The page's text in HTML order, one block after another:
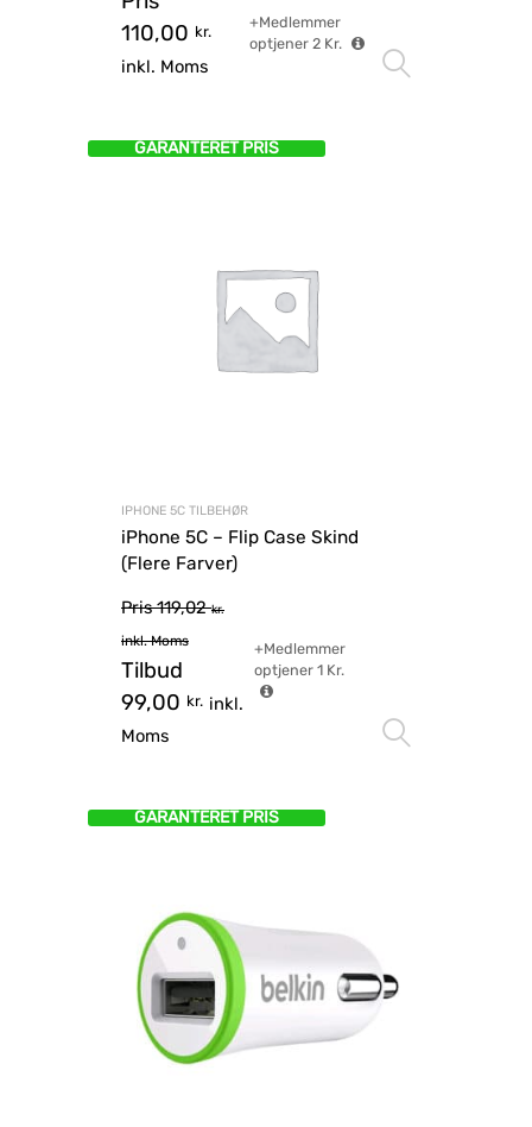
110,00 kr.
inkl. Moms
+Medlemmer
optjener 2Kr.
GARANTERET PRIS
IPHONE 5C TILBEHØR
iPhone 5C – Flip Case Skind
(Flere Farver)
Pris119,02kr.
inkl. Moms
Tilbud
99,00 kr. inkl.
Moms
+Medlemmer
optjener 1Kr.
GARANTERET PRIS